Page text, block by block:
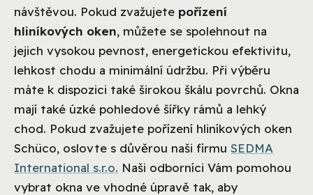
návštěvou. Pokud zvažujete pořízení
hliníkových oken, můžete se spolehnout na
jejich vysokou pevnost, energetickou efektivitu,
lehkost chodu a minimální údržbu. Při výběru
máte k dispozici také širokou škálu povrchů. Okna
mají také úzké pohledové šířky rámů a lehký
chod. Pokud zvažujete pořízení hliníkových oken
Schüco, oslovte s důvěrou naši firmu SEDMA
International s.r.o. Naši odborníci Vám pomohou
vybrat okna ve vhodné úpravě tak, aby